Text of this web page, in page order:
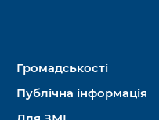
Громадськості
Публічна інформація